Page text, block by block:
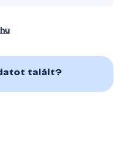
talált?